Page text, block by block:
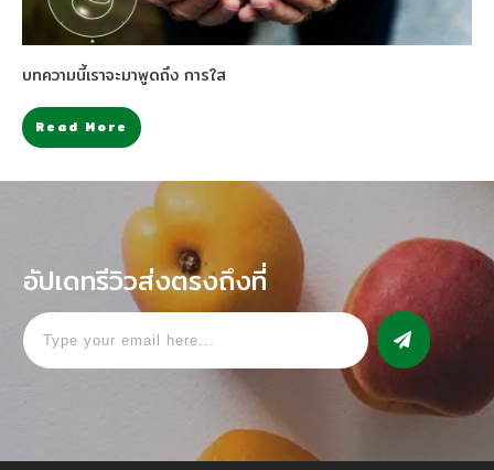
บทความนี้เราจะมาพูดถึง การใส
Read More
อัปเดทรีวิวส่งตรงถึงที่